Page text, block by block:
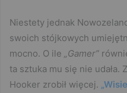
Niestety jednak
swoich stójkowych
mocno. O ile
„Gamer”
ta sztuka mu się nie udała.
Hooker zrobił więcej.